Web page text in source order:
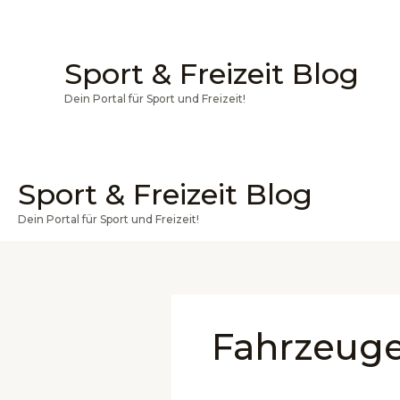
Sport & Freizeit Blog
Dein Portal für Sport und Freizeit!
Sport & Freizeit Blog
Dein Portal für Sport und Freizeit!